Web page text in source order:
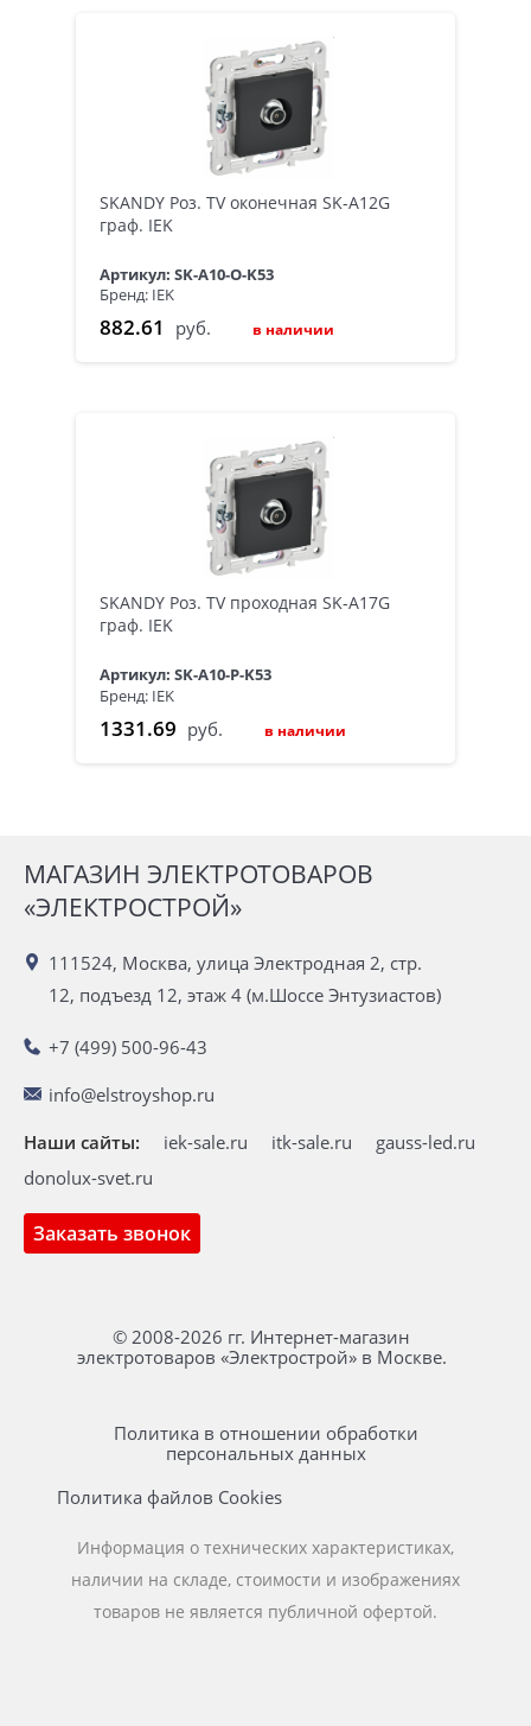
SKANDY Роз. TV оконечная SK-A12G
граф. IEK
Артикул: SK-A10-O-K53
Бренд: IEK
882.61 руб. в наличии
SKANDY Роз. TV проходная SK-A17G
граф. IEK
Артикул: SK-A10-P-K53
Бренд: IEK
1331.69 руб. в наличии
МАГАЗИН ЭЛЕКТРОТОВАРОВ
«ЭЛЕКТРОСТРОЙ»
111524, Москва, улица Электродная 2, стр.
12, подъезд 12, этаж 4 (м.Шоссе Энтузиастов)
+7 (499) 500-96-43
info@elstroyshop.ru
Заказать звонок
Наши сайты: iek-sale.ru itk-sale.ru
gauss-led.ru
donolux-svet.ru
© 2008-2026 гг. Интернет-магазин
электротоваров «Электрострой» в Москве.
Политика в отношении обработки
персональных данных
Политика файлов Cookies
Информация о технических характеристиках,
наличии на складе, стоимости и изображениях
товаров не является публичной офертой.